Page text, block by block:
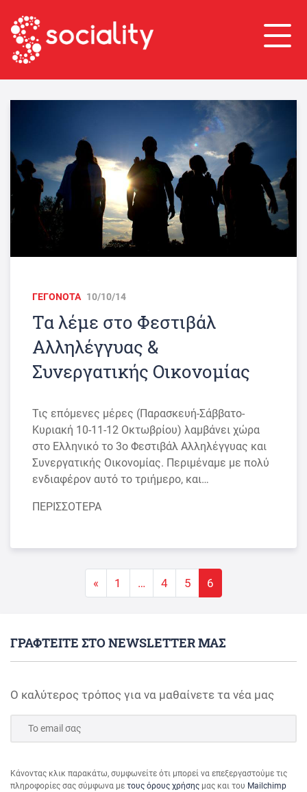
ΓΕΓΟΝΟΤΑ 10/10/14
Τα λέμε στο Φεστιβάλ
Αλληλέγγυας &
Συνεργατικής Οικονομίας
Τις επόμενες μέρες (Παρασκευή-Σάββατο-
Κυριακή 10-11-12 Οκτωβρίου) λαμβάνει χώρα
στο Ελληνικό το 3ο Φεστιβάλ Αλληλέγγυας και
Συνεργατικής Οικονομίας. Περιμέναμε με πολύ
ενδιαφέρον αυτό το τριήμερο, και…
ΠΕΡΙΣΣΟΤΕΡΑ
Πλοήγηση άρθρων
« 1 … 4 5 6
ΓΡΑΦΤΕΙΤΕ ΣΤΟ NEWSLETTER ΜΑΣ
Ο καλύτερος τρόπος για να μαθαίνετε τα νέα μας
Κάνοντας κλικ παρακάτω, συμφωνείτε ότι μπορεί να επεξεργαστούμε τις
πληροφορίες σας σύμφωνα με τους όρους χρήσης μας και του Mailchimp